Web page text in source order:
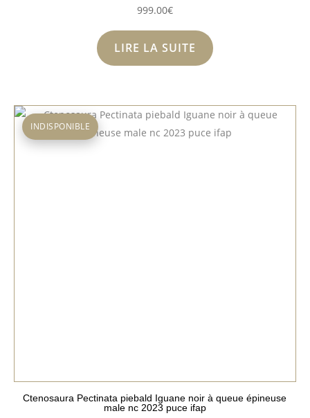
999.00€
LIRE LA SUITE
Ctenosaura Pectinata piebald Iguane noir à queue épineuse
male nc 2023 puce ifap
INDISPONIBLE